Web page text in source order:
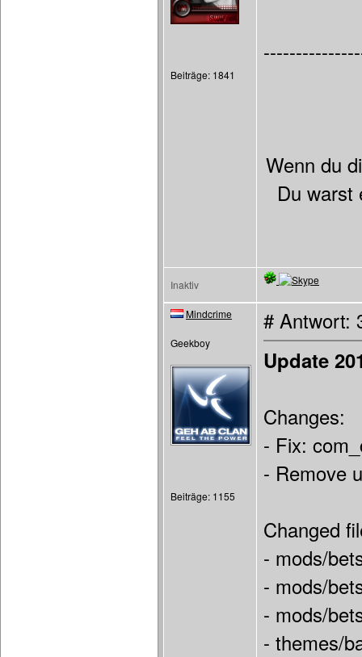
Beiträge: 1841
Wenn du
Du warst
Inaktiv
Mindcrime
Geekboy
Beiträge: 1155
# Antwort:
Update
Changes:
- Fix:
- Remove
Changed
- mods/
- mods/
- mods/
- themes/